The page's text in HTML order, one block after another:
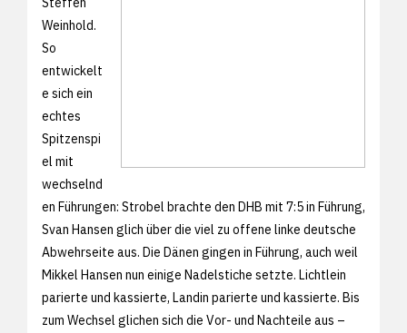
Weinhold.
So
entwickelt
e sich ein
echtes
Spitzenspi
el mit
wechselnd
en Führungen: Strobel brachte den DHB mit 7:5 in Führung,
Svan Hansen glich über die viel zu offene linke deutsche
Abwehrseite aus. Die Dänen gingen in Führung, auch weil
Mikkel Hansen nun einige Nadelstiche setzte. Lichtlein
parierte und kassierte, Landin parierte und kassierte. Bis
zum Wechsel glichen sich die Vor- und Nachteile aus –